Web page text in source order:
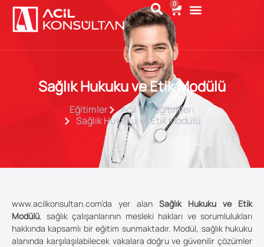
0
Sağlık Hukuku ve Etik Modülü
Eğitimler
Acil Tıp Eğitimleri
Sağlık Hukuku ve Etik Modülü
www.acilkonsultan.com’da yer alan Sağlık Hukuku ve Etik
Modülü, sağlık çalışanlarının mesleki hakları ve sorumlulukları
hakkında kapsamlı bir eğitim sunmaktadır. Modül, sağlık hukuku
alanında karşılaşılabilecek vakalara doğru ve güvenilir çözümler